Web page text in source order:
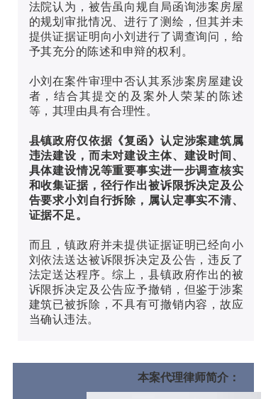
法院认为，被告虽向规自局函询涉案房屋
的规划审批情况、进行了测绘，但其并未
提供证据证明向小刘进行了调查询问，给
予其充分的陈述和申辩的权利。
小刘在案件审理中否认其系涉案房屋建设
者，结合其提交的及案外人荣某的陈述
等，其理由具有合理性。
县镇政府仅依据《复函》认定涉案建筑属
违法建设，而未对建设主体、建设时间、
具体建设情况等重要事实进一步调查核实
和收集证据，径行作出被诉限拆决定及公
告要求小刘自行拆除，属认定事实不清、
证据不足。
而且，镇政府并未提供证据证明已经向小
刘依法送达被诉限拆决定及公告，违反了
法定送达程序。综上，县镇政府作出的被
诉限拆决定及公告应予撤销，但鉴于涉案
建筑已被拆除，不具有可撤销内容，故应
当确认违法。
本案代理律师简介：